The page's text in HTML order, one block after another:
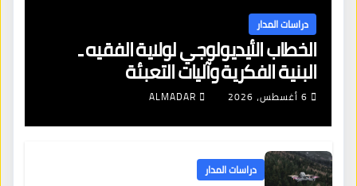
دراسات المدار
الخطاب الأيديولوجي لولاية الفقيه ـ
البنية الفكرية وآليات التعبئة
6 أغسطس، 2026 ALMADAR
دراسات المدار